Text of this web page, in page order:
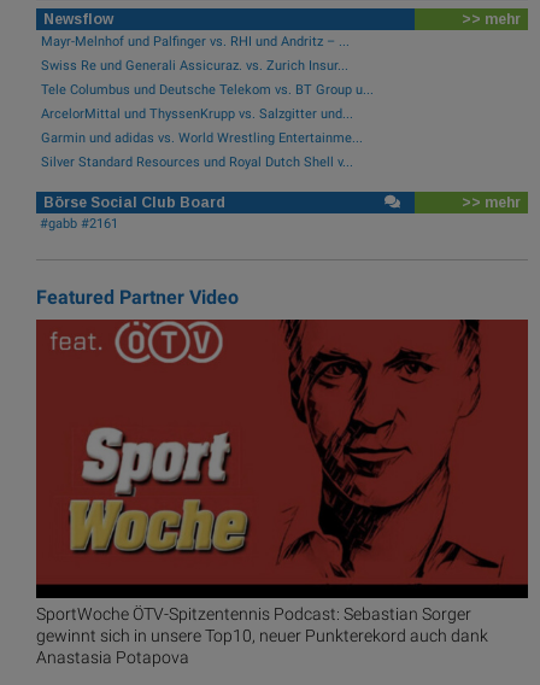
Newsflow >> mehr
Mayr-Melnhof und Palfinger vs. RHI und Andritz – ...
Swiss Re und Generali Assicuraz. vs. Zurich Insur...
Tele Columbus und Deutsche Telekom vs. BT Group u...
ArcelorMittal und ThyssenKrupp vs. Salzgitter und...
Garmin und adidas vs. World Wrestling Entertainme...
Silver Standard Resources und Royal Dutch Shell v...
Börse Social Club Board >> mehr
#gabb #2161
Featured Partner Video
SportWoche ÖTV-Spitzentennis Podcast: Sebastian Sorger
gewinnt sich in unsere Top10, neuer Punkterekord auch dank
Anastasia Potapova